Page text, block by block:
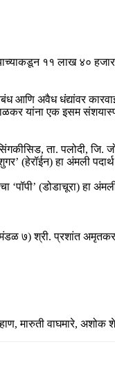
११ लाख ४०
आणि अवैध धंद्यांवर
एक इसम
ता. पलोदी, जि.
हा अंमली
(डोडाचूरा) हा
७) श्री. प्रशांत
मारुती वाघमारे,